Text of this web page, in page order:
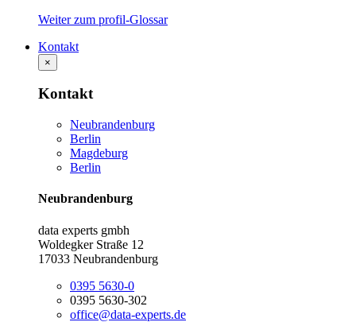
Weiter zum profil-Glossar
Kontakt
×
Kontakt
Neubrandenburg
Berlin
Magdeburg
Berlin
Neubrandenburg
data experts gmbh
Woldegker Straße 12
17033 Neubrandenburg
0395 5630-0
0395 5630-302
office@data-experts.de